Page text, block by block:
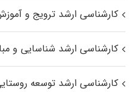
کارشناسی ارشد ترویج و
کارشناسی ارشد شناسایی و
کارشناسی ارشد توسعه